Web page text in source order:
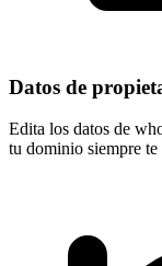
Datos de
Edita los datos de
tu dominio siempre te